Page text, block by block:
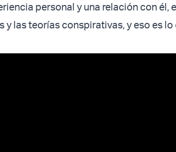
personal y una relación con él,
y las teorías conspirativas, y eso es lo